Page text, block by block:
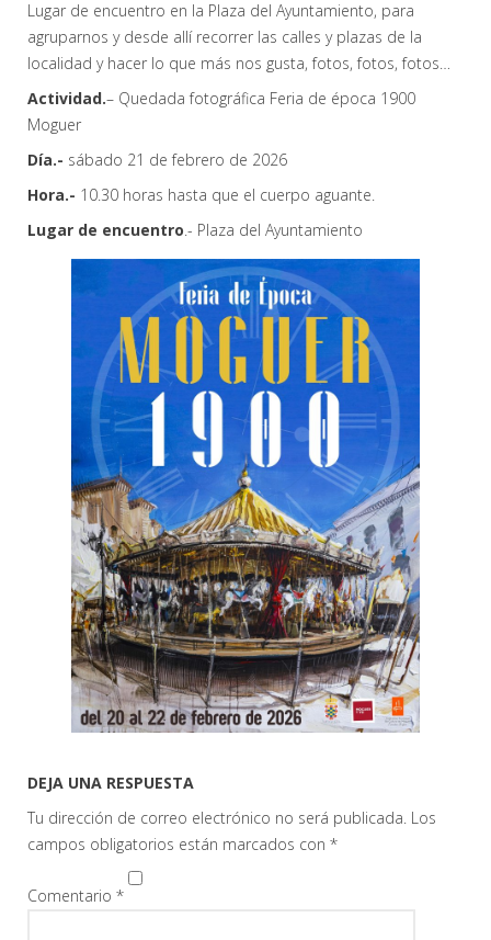
Lugar de encuentro en la Plaza del Ayuntamiento, para
agruparnos y desde allí recorrer las calles y plazas de la
localidad y hacer lo que más nos gusta, fotos, fotos, fotos…
Actividad.– Quedada fotográfica Feria de época 1900
Moguer
Día.- sábado 21 de febrero de 2026
Hora.- 10.30 horas hasta que el cuerpo aguante.
Lugar de encuentro.- Plaza del Ayuntamiento
DEJA UNA RESPUESTA
Tu dirección de correo electrónico no será publicada. Los
campos obligatorios están marcados con *
Comentario *